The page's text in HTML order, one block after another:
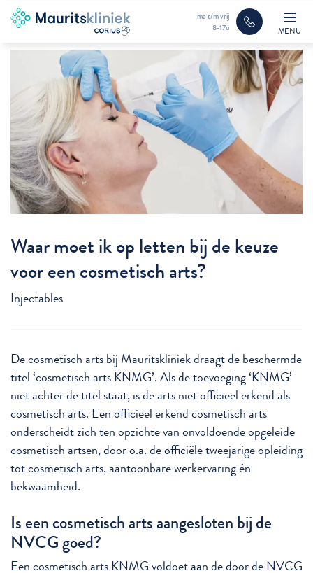
ma t/m vrij
8-17u
MENU
Waar moet ik op letten bij de keuze
voor een cosmetisch arts?
Injectables
De cosmetisch arts bij Mauritskliniek draagt de beschermde
titel ‘cosmetisch arts KNMG’. Als de toevoeging ‘KNMG’
niet achter de titel staat, is de arts niet officieel erkend als
cosmetisch arts. Een officieel erkend cosmetisch arts
onderscheidt zich ten opzichte van onvoldoende opgeleide
cosmetisch artsen, door o.a. de officiële tweejarige opleiding
tot cosmetisch arts, aantoonbare werkervaring én
bekwaamheid.
Is een cosmetisch arts aangesloten bij de
NVCG goed?
Een cosmetisch arts KNMG voldoet aan de door de NVCG